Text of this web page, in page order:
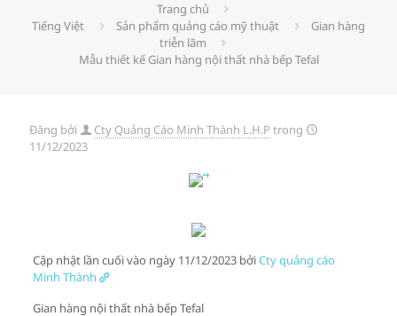
Trang chủ
Tiếng Việt
Sản phẩm quảng cáo mỹ thuật
Gian hàng
triễn lãm
Mẫu thiết kế Gian hàng nội thất nhà bếp Tefal
Đăng bởi Cty Quảng Cáo Minh Thành L.H.P trong
11/12/2023
Cập nhật lần cuối vào ngày 11/12/2023 bởiCty quảng cáo
Minh Thành
Gian hàng nội thất nhà bếp Tefal